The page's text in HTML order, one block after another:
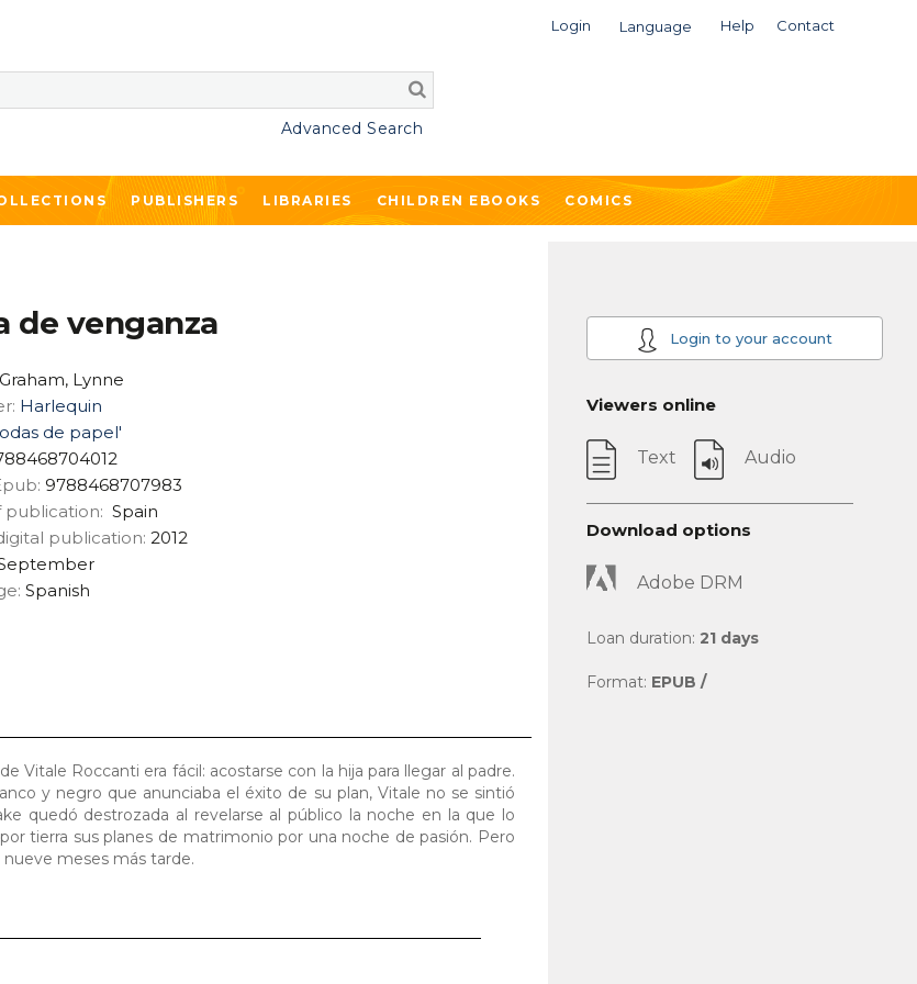
Login Language Help Contact
Advanced Search
PUBLISHERS LIBRARIES CHILDREN EBOOKS COMICS
de venganza
Graham, Lynne
Harlequin
de papel'
9788468707983
publication: Spain
publication: 2012
Spanish
Vitale Roccanti era fácil: acostarse con la hija para llegar al padre.
y negro que anunciaba el éxito de su plan, Vitale no se sintió
quedó destrozada al revelarse al público la noche en la que lo
tierra sus planes de matrimonio por una noche de pasión. Pero
meses más tarde.
Login to your account
Viewers online
Text Audio
Download options
Adobe DRM
Loan duration: 21 days
Format: EPUB /